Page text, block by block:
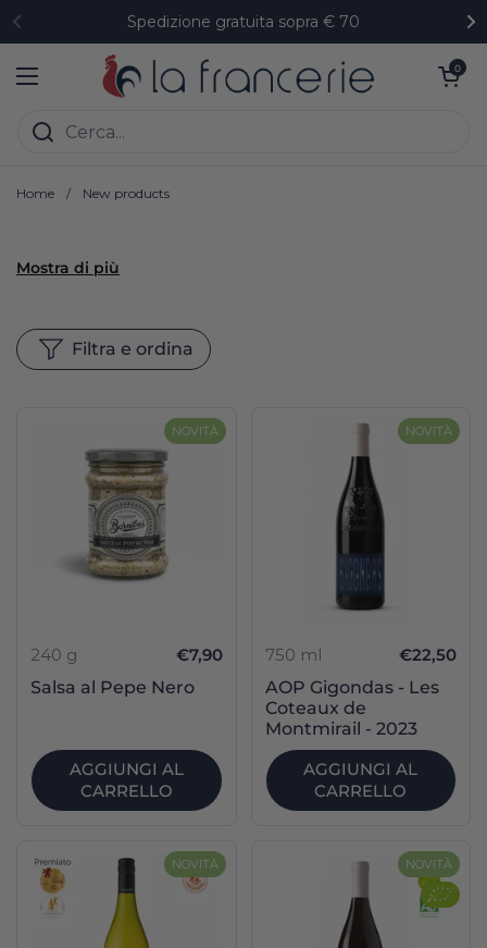
Passa ai contenuti
Precedente
Spedizione gratuita sopra € 70
Apri menu
Apri 0
Home / New products
Mostra di più
Filtra e ordina
240 g
€7,90
Salsa al Pepe Nero
AGGIUNGI AL
CARRELLO
NOVITÀ
750 ml
€22,50
AOP Gigondas - Les
Coteaux de
Montmirail - 2023
AGGIUNGI AL
CARRELLO
NOVITÀ
NOVITÀ NOVITÀ